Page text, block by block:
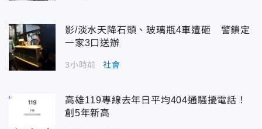
影/淡水天降石頭、玻璃瓶4車遭砸 警鎖定
一家3口送辦
3小時前 社會
高雄119專線去年日平均404通騷擾電話！
創5年新高